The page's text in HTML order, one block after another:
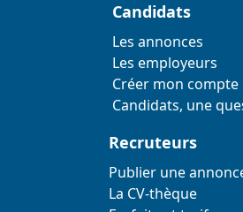
Candidats
Les annonces
Les employeurs
Créer mon compte
Candidats, une
Recruteurs
Publier une
La CV-thèque